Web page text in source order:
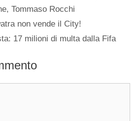
, Tommaso Rocchi
non vende il City!
17 milioni di multa dalla Fifa